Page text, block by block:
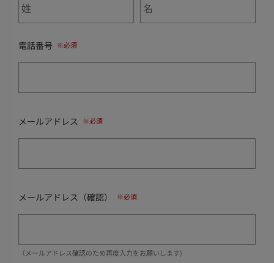
電話番号
メールアドレス
メールアドレス（確認）
（メールアドレス確認のため再度入力をお願いします)